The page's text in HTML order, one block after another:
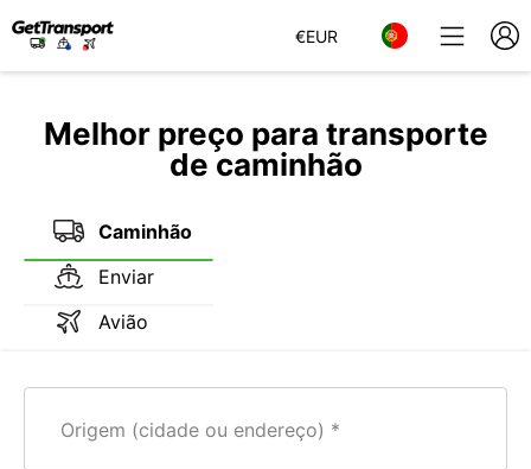
€EUR
Melhor preço para transporte
de caminhão
Caminhão
Enviar
Avião
Origem (cidade ou endereço)